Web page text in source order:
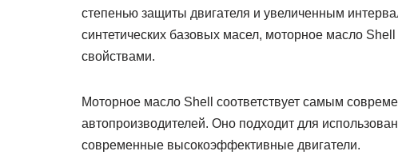
степенью защиты двигателя и увеличенным
синтетических базовых масел, моторное масло
свойствами.
Моторное масло Shell соответствует самым
автопроизводителей. Оно подходит для
современные высокоэффективные двигатели.